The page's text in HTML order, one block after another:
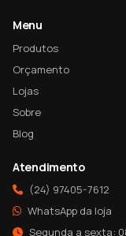
Menu
Produtos
Orçamento
Lojas
Sobre
Blog
Atendimento
(24) 97405-7612
WhatsApp da loja
Segunda a sexta: